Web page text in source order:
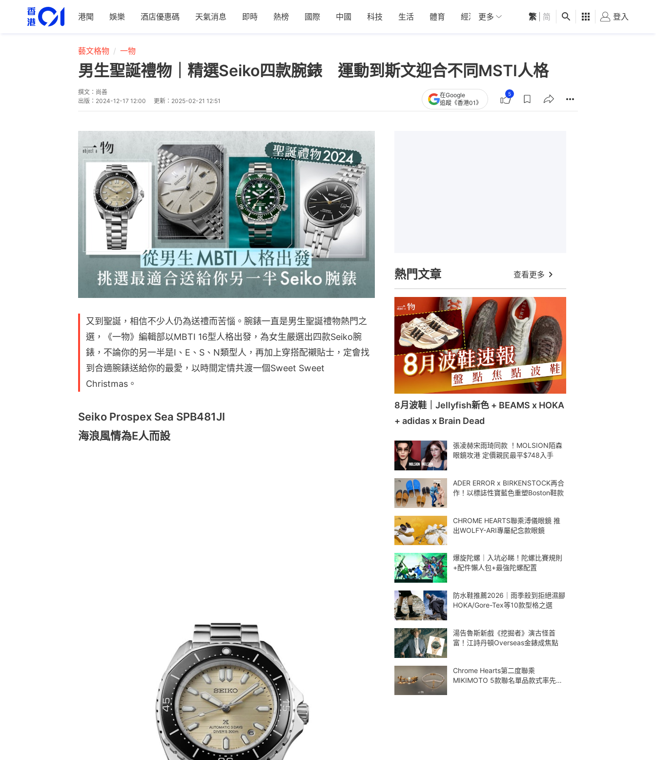
港聞 娛樂 酒店優惠碼 天氣消息 即時 熱榜 國際 中國 科技 生活 體育 經濟 01深圳 觀點 健康 好食玩飛
更多 繁 简 登入
藝文格物 一物
男生聖誕禮物｜精選Seiko四款腕錶 運動到斯文迎合不同MSTI人格
撰文： 尚善
出版： 2024-12-17 12:00 更新： 2025-02-21 12:51
在Google
追蹤《香港01》
5
又到聖誕，相信不少人仍為送禮而苦惱。腕錶一直是男生聖誕禮物熱門之
選，《一物》編輯部以MBTI 16型人格出發，為女生嚴選出四款Seiko腕
錶，不論你的另一半是I、E、S、N類型人，再加上穿搭配襯貼士，定會找
到合適腕錶送給你的最愛，以時間定情共渡一個Sweet Sweet
Christmas。
Seiko Prospex Sea SPB481JI
海浪風情為E人而設
熱門文章 查看更多
8月波鞋｜Jellyfish新色 + BEAMS x HOKA
+ adidas x Brain Dead
張凌赫宋雨琦同款 ！MOLSION陌森
眼鏡攻港 定價親民最平$748入手
ADER ERROR x BIRKENSTOCK再合
作！以標誌性寶藍色重塑Boston鞋款
CHROME HEARTS聯乘溥儀眼鏡 推
出WOLFY-ARI專屬紀念款眼鏡
爆旋陀螺｜入坑必睇！陀螺比賽規則
+配件懶人包+最強陀螺配置
防水鞋推薦2026｜雨季殺到拒絕濕腳
HOKA/Gore-Tex等10款型格之選
湯告魯斯新戲《挖掘者》演古怪首
富！江詩丹頓Overseas金錶成焦點
Chrome Hearts第二度聯乘
MIKIMOTO 5款聯名單品款式率先曝